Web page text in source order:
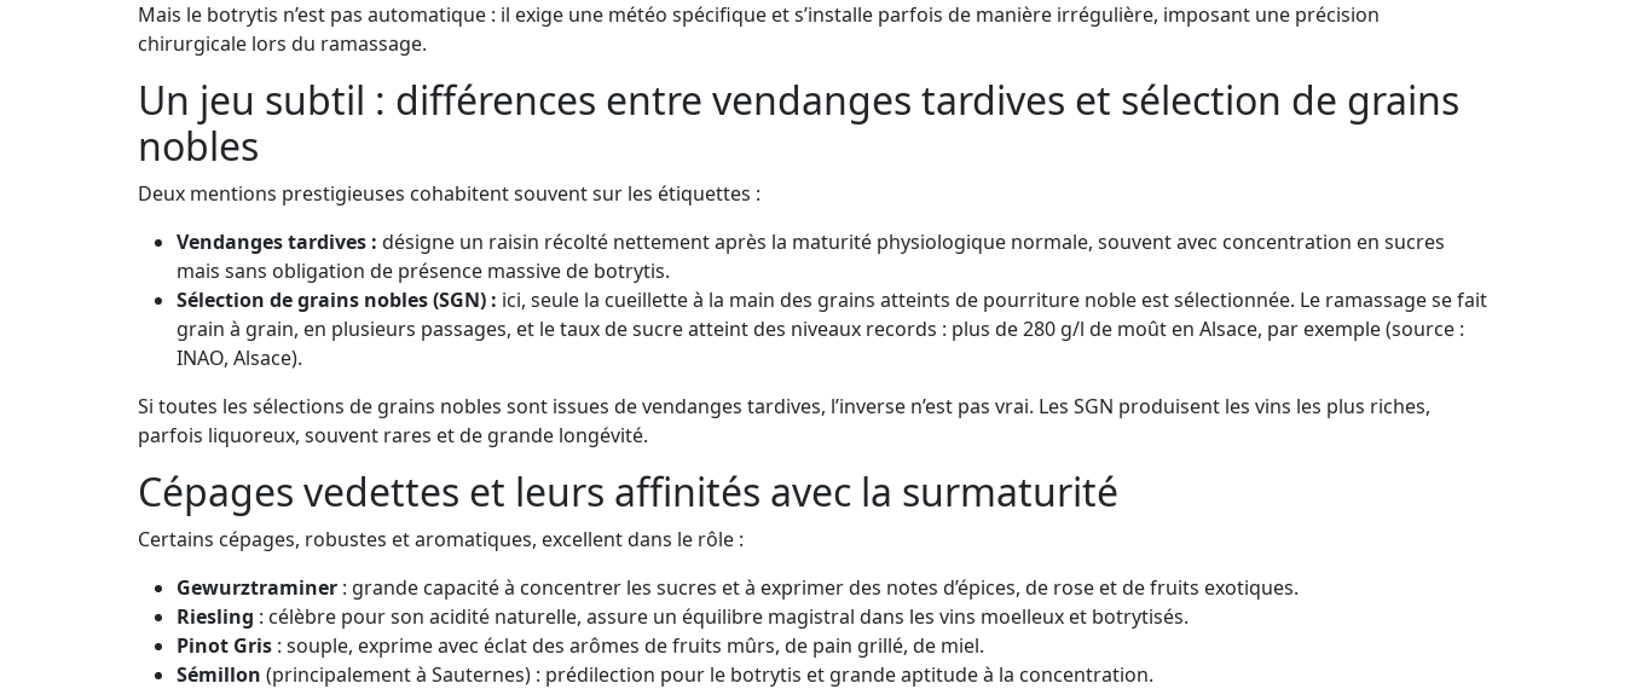
Mais le botrytis n’est pas automatique : il exige une météo spécifique et s’installe parfois de manière irrégulière, imposant une précision
chirurgicale lors du ramassage.
Un jeu subtil : différences entre vendanges tardives et sélection de grains
nobles
Deux mentions prestigieuses cohabitent souvent sur les étiquettes :
Vendanges tardives : désigne un raisin récolté nettement après la maturité physiologique normale, souvent avec concentration en sucres
mais sans obligation de présence massive de botrytis.
Sélection de grains nobles (SGN) : ici, seule la cueillette à la main des grains atteints de pourriture noble est sélectionnée. Le ramassage se fait
grain à grain, en plusieurs passages, et le taux de sucre atteint des niveaux records : plus de 280 g/l de moût en Alsace, par exemple (source :
INAO, Alsace).
Si toutes les sélections de grains nobles sont issues de vendanges tardives, l’inverse n’est pas vrai. Les SGN produisent les vins les plus riches,
parfois liquoreux, souvent rares et de grande longévité.
Cépages vedettes et leurs affinités avec la surmaturité
Certains cépages, robustes et aromatiques, excellent dans le rôle :
Gewurztraminer : grande capacité à concentrer les sucres et à exprimer des notes d’épices, de rose et de fruits exotiques.
Riesling : célèbre pour son acidité naturelle, assure un équilibre magistral dans les vins moelleux et botrytisés.
Pinot Gris : souple, exprime avec éclat des arômes de fruits mûrs, de pain grillé, de miel.
Sémillon (principalement à Sauternes) : prédilection pour le botrytis et grande aptitude à la concentration.